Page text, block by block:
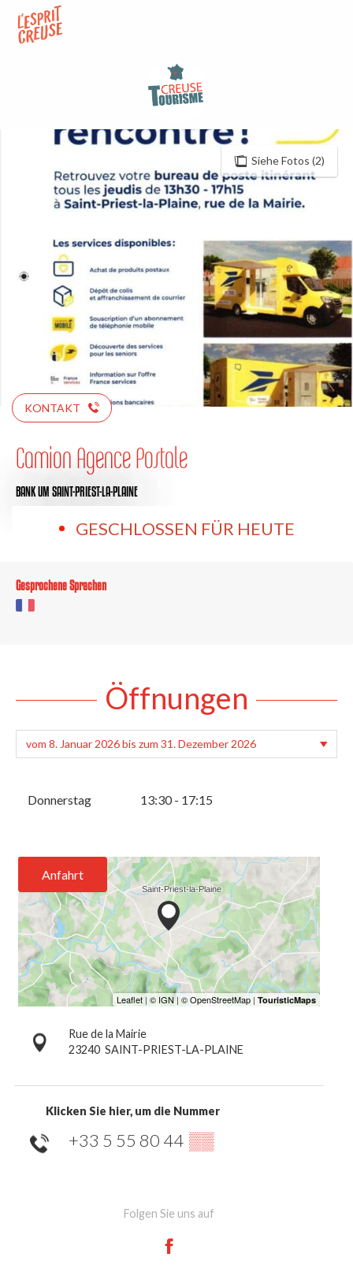
contenu
Siehe Fotos (2)
KONTAKT
Camion Agence Postale
BANKUM SAINT-PRIEST-LA-PLAINE
GESCHLOSSEN FÜR HEUTE
Gesprochene Sprachen
Öffnungen
Donnerstag 13:30 - 17:15
Anfahrt
Rue de la Mairie
23240 SAINT-PRIEST-LA-PLAINE
Klicken Sie hier, um die Nummer
+33 5 55 80 44 ▒▒
Folgen Sie uns auf